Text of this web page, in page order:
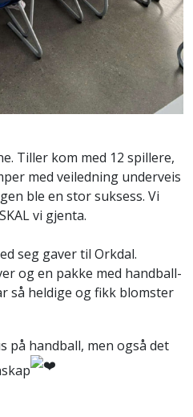
Tiller kom med 12 spillere,
med veiledning underveis
ble en stor suksess. Vi
vi gjenta.
seg gaver til Orkdal.
og en pakke med handball-
så heldige og fikk blomster
på handball, men også det